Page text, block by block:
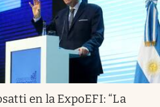
en la ExpoEFI: “La